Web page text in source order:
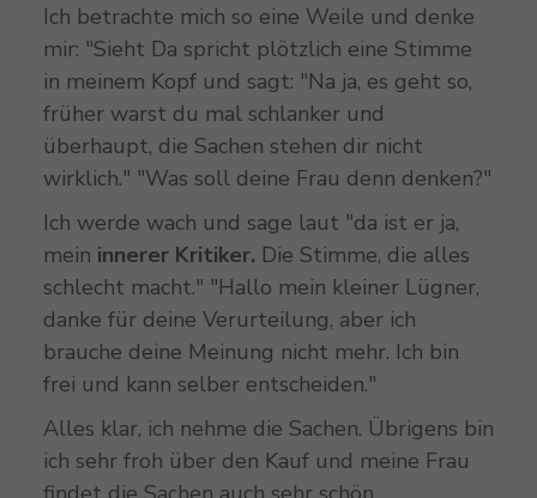
Ich betrachte mich so eine Weile und denke
mir: "Sieht Da spricht plötzlich eine Stimme
in meinem Kopf und sagt: "Na ja, es geht so,
früher warst du mal schlanker und
überhaupt, die Sachen stehen dir nicht
wirklich." "Was soll deine Frau denn denken?"
Ich werde wach und sage laut "da ist er ja,
mein innerer Kritiker. Die Stimme, die alles
schlecht macht." "Hallo mein kleiner Lügner,
danke für deine Verurteilung, aber ich
brauche deine Meinung nicht mehr. Ich bin
frei und kann selber entscheiden."
Alles klar, ich nehme die Sachen. Übrigens bin
ich sehr froh über den Kauf und meine Frau